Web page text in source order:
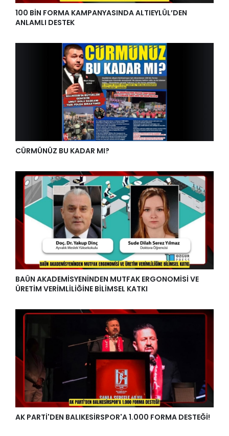
100 BİN FORMA KAMPANYASINDA ALTIEYLÜL’DEN
ANLAMLI DESTEK
CÜRMÜNÜZ BU KADAR MI?
BAÜN AKADEMİSYENİNDEN MUTFAK ERGONOMİSİ VE
ÜRETİM VERİMLİLİĞİNE BİLİMSEL KATKI
AK PARTİ'DEN BALIKESİRSPOR'A 1.000 FORMA DESTEĞİ!